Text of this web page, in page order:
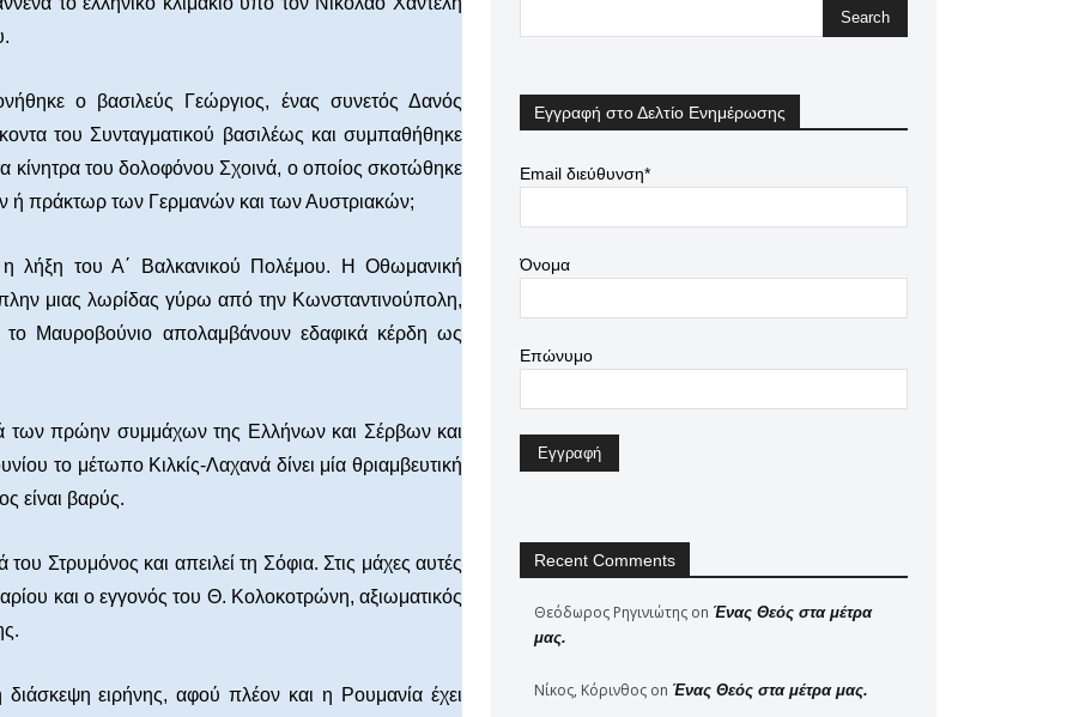
ο βασιλεύς Γεώργιος, ένας συνετός Δανός
του Συνταγματικού βασιλέως και συμπαθήθηκε
του δολοφόνου Σχοινά, ο οποίος σκοτώθηκε
πράκτωρ των Γερμανών και των Αυστριακών;
η λήξη του Α΄ Βαλκανικού Πολέμου. Η Οθωμανική
μιας λωρίδας γύρω από την Κωνσταντινούπολη,
Μαυροβούνιο απολαμβάνουν εδαφικά κέρδη ως
των πρώην συμμάχων της Ελλήνων και Σέρβων και
το μέτωπο Κιλκίς-Λαχανά δίνει μία θριαμβευτική
είναι βαρύς.
Στρυμόνος και απειλεί τη Σόφια. Στις μάχες αυτές
και ο εγγονός του Θ. Κολοκοτρώνη, αξιωματικός
διάσκεψη ειρήνης, αφού πλέον και η Ρουμανία έχει
Εγγραφή στο Δελτίο Ενημέρωσης
Email διεύθυνση*
Όνομα
Επώνυμο
Recent Comments
Θεόδωρος Ρηγινιώτης on Ένας Θεός στα μέτρα
μας.
Νίκος, Κόρινθος on Ένας Θεός στα μέτρα μας.